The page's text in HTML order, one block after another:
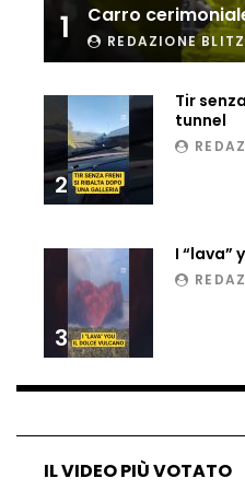
Ucraina, ecco
i droni russi
Tir bloccato
treno lo
Parco
all’improvviso
tragedia a
1 Carro
REDAZIONE
2
Tir
tunnel
3
I “lava”
IL VIDEO PIÙ VOTATO